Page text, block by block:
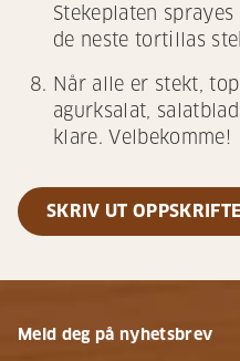
Stekeplaten
de neste tortillas
Når alle er stekt,
agurksalat,
klare. Velbekomme!
SKRIV UT
Meld deg på nyhetsbrev